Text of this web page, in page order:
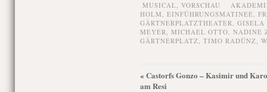
MUSICAL, VORSCHAU
HOLM, EINFÜHRUNGSMATINEE,
GÄRTNERPLATZTHEATER, GISELA
MEYER, MICHAEL OTTO, NADINE
GÄRTNERPLATZ, TIMO RADÜNZ,
« Castorfs Gonzo – Kasimir und
am Resi